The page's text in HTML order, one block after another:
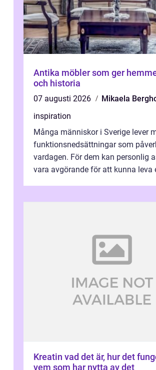
Antika möbler som ger
och historia
07 augusti 2026
Mikaela
inspiration
Många människor i Sverige lever
funktionsnedsättningar som
vardagen. För dem kan personlig
vara avgörande för att kunna leva
Kreatin vad det är, hur det fungerar och
vem som har nytta av det